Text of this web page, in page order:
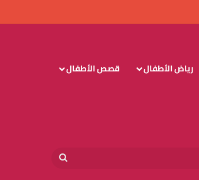
رياض الأطفال قصص الأطفال